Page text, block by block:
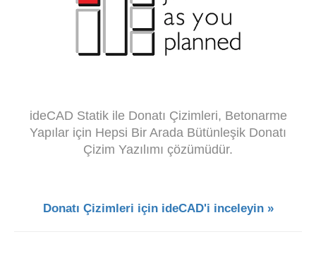
ideCAD Statik ile Donatı Çizimleri, Betonarme
Yapılar için Hepsi Bir Arada Bütünleşik Donatı
Çizim Yazılımı çözümüdür.
Donatı Çizimleri için ideCAD'i inceleyin »